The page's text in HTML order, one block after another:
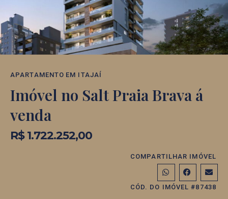
APARTAMENTO EM ITAJAÍ
Imóvel no Salt Praia Brava á
venda
R$ 1.722.252,00
COMPARTILHAR IMÓVEL
CÓD. DO IMÓVEL #87438